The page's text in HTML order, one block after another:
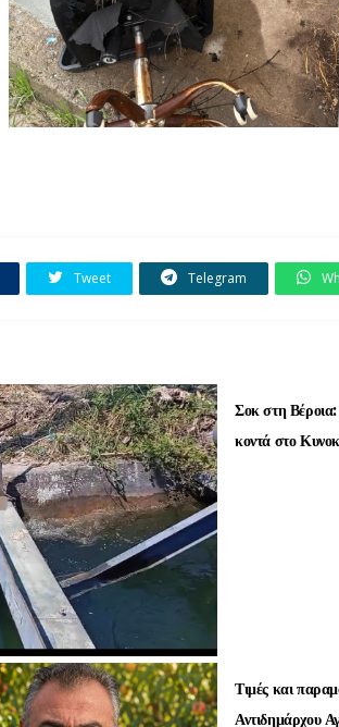
Tweet Telegram
Σοκ στη Βέροια:
κοντά στο
Τιμές και
Αντιδημάρχου